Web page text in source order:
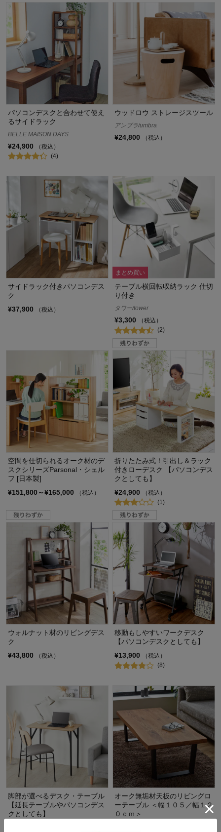
パソコンデスクと合わせて使え
るサイドラック
BELLE MAISON DAYS
¥24,900
（税込）
(4)
ウッドロウ ストレージスツール
アンブラ/umbra
¥24,800 （税込）
サイドラック付きパソコンデス
ク
¥37,900
（税込）
まとめ買い
テーブル横回転収納ラック 仕切
り付き
タワー/tower
¥3,300
（税込）
(2)
空間を仕切られるオーク材のデ
スクシリーズParsonal・シェル
フ [日本製]
¥151,800～¥165,000
（税込）
折りたたみ式！引出し＆ラック
付きローデスク 【パソコンデス
クとしても】
¥24,900
（税込）
(1)
ウォルナット材のリビングデス
ク
¥43,800
（税込）
移動もしやすいワークデスク
【パソコンデスクとしても】
¥13,900
（税込）
(8)
脚部が選べるデスク・テーブル
【延長テーブルやパソコンデス
クとしても】
オーク無垢材天板のリビングロ
ーテーブル ＜幅１０５／幅１２
０ｃｍ＞